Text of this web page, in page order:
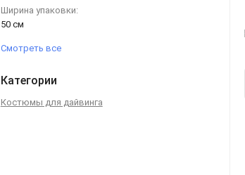
Ширина упаковки:
50 см
Смотреть все
Категории
Костюмы для дайвинга